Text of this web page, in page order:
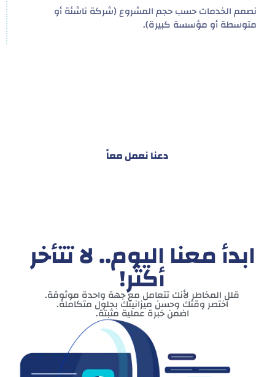
نصمم الخدمات حسب حجم المشروع (شركة ناشئة أو
متوسطة أو مؤسسة كبيرة).
دعنا نعمل معاً
ابدأ معنا اليوم.. لا تتأخر
أكثر!
قلل المخاطر لأنك تتعامل مع جهة واحدة موثوقة.
اختصر وقتك وحسن ميزانيتك بحلول متكاملة.
اضمن خبرة عملية مثبتة.